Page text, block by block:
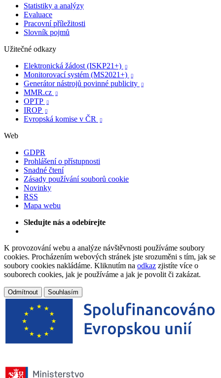
Statistiky a analýzy
Evaluace
Pracovní příležitosti
Slovník pojmů
Užitečné odkazy
Elektronická žádost (ISKP21+)

Monitorovací systém (MS2021+) 
Generátor nástrojů povinné publicity 
MMR.cz 
OPTP 
IROP 
Evropská komise v ČR 
Web
GDPR
Prohlášení o přístupnosti
Snadné čtení
Zásady používání souborů cookie
Novinky
RSS
Mapa webu
Sledujte nás a odebírejte
K provozování webu a analýze návštěvnosti používáme soubory
cookies. Procházením webových stránek jste srozuměni s tím, jak se
soubory cookies nakládáme. Kliknutím na odkaz zjistíte více o
souborech cookies, jak je používáme a jak je povolit či zakázat.
Odmítnout Souhlasím